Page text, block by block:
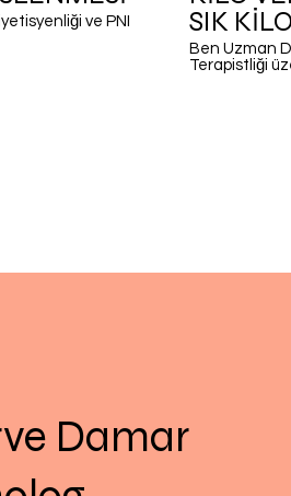
SIK
Ben Uzman Diyetisyen Merve
Terapistliği üzerinedir. Blog :
Damar